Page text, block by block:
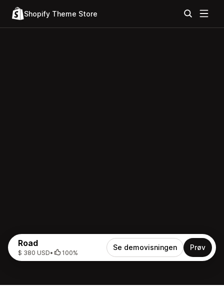
Shopify Theme Store
Road
$ 380 USD• 100%
Se demovisningen Prøv